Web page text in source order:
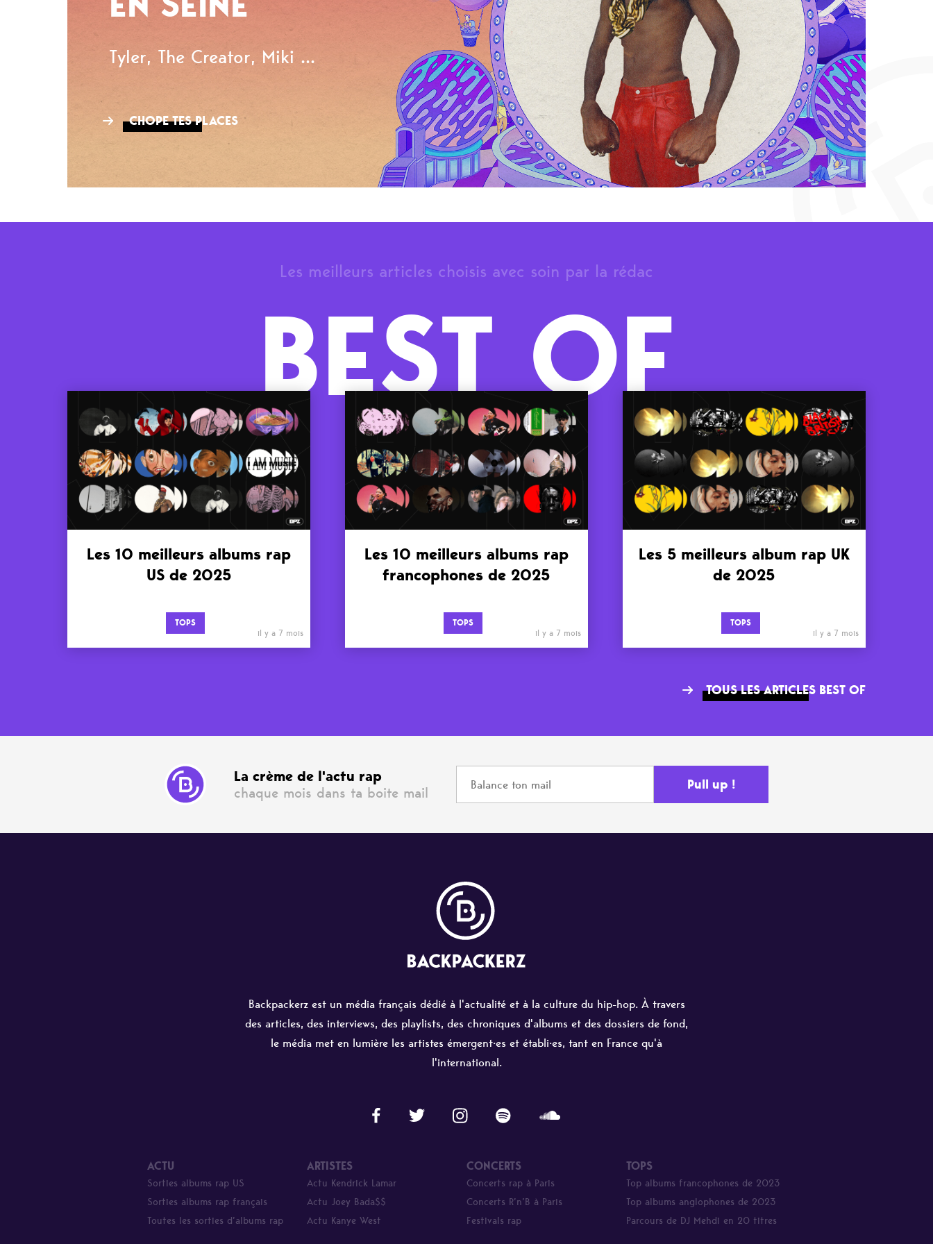
Tyler, The Creator, Miki ...
CHOPE TES PLACES
Les meilleurs articles choisis avec soin par la rédac
BEST OF
Les 10 meilleurs albums rap
US de 2025
TOPS
il y a 7 mois
Les 10 meilleurs albums rap
francophones de 2025
TOPS
il y a 7 mois
Les 5 meilleurs album rap UK
de 2025
TOPS
il y a 7 mois
TOUS LES ARTICLES BEST OF
La crème de l'actu rap
chaque mois dans ta boite mail
Backpackerz est un média français dédié à l'actualité et à la culture du hip-hop. À travers
des articles, des interviews, des playlists, des chroniques d'albums et des dossiers de fond,
le média met en lumière les artistes émergent·es et établi·es, tant en France qu'à
l'international.
ACTU
Sorties albums rap US
Sorties albums rap français
Toutes les sorties d’albums rap
ARTISTES
Actu Kendrick Lamar
Actu Joey Bada$$
Actu Kanye West
CONCERTS
Concerts rap à Paris
Concerts R’n’B à Paris
Festivals rap
TOPS
Top albums francophones de 2023
Top albums anglophones de 2023
Parcours de DJ Mehdi en 20 titres